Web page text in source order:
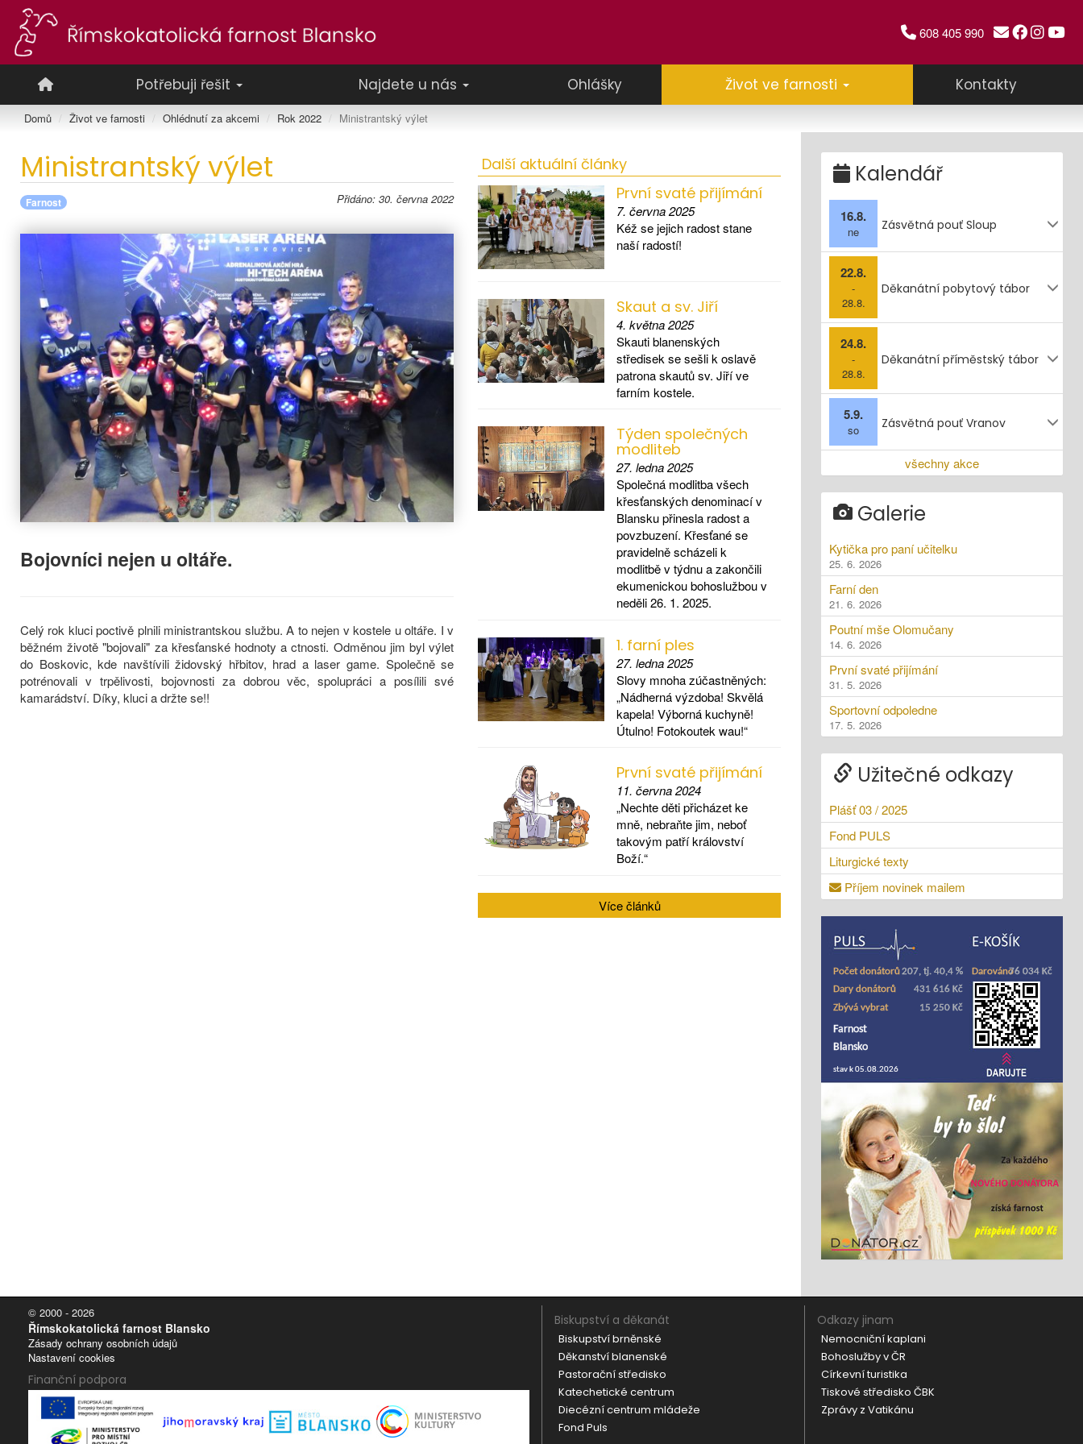
608 405 990
Potřebuji řešit Najdete u nás Ohlášky Život ve farnosti Kontakty
Domů Život ve farnosti Ohlédnutí za akcemi Rok 2022 Ministrantský výlet
Ministrantský výlet
Farnost Přidáno: 30. června 2022
Bojovníci nejen u oltáře.
Celý rok kluci poctivě plnili ministrantskou službu. A to nejen v kostele u oltáře. I v
běžném životě "bojovali" za křesťanské hodnoty a ctnosti. Odměnou jim byl výlet
do Boskovic, kde navštívili židovský hřbitov, hrad a laser game. Společně se
potrénovali v trpělivosti, bojovnosti za dobrou věc, spolupráci a posílili své
kamarádství. Díky, kluci a držte se!!
Další aktuální články
První svaté přijímání
7. června 2025
Kéž se jejich radost stane
naší radostí!
Skaut a sv. Jiří
4. května 2025
Skauti blanenských
středisek se sešli k oslavě
patrona skautů sv. Jiří ve
farním kostele.
Týden společných
modliteb
27. ledna 2025
Společná modlitba všech
křesťanských denominací v
Blansku přinesla radost a
povzbuzení. Křesťané se
pravidelně scházeli k
modlitbě v týdnu a zakončili
ekumenickou bohoslužbou v
neděli 26. 1. 2025.
1. farní ples
27. ledna 2025
Slovy mnoha zúčastněných:
„Nádherná výzdoba! Skvělá
kapela! Výborná kuchyně!
Útulno! Fotokoutek wau!“
První svaté přijímání
11. června 2024
„Nechte děti přicházet ke
mně, nebraňte jim, neboť
takovým patří království
Boží.“
Více článků
Kalendář
16.8.
ne Zásvětná pouť Sloup
22.8.
-
28.8.
Děkanátní pobytový tábor
24.8.
-
28.8.
Děkanátní příměstský tábor
5.9.
so Zásvětná pouť Vranov
všechny akce
Galerie
Kytička pro paní učitelku
25. 6. 2026
Farní den
21. 6. 2026
Poutní mše Olomučany
14. 6. 2026
První svaté přijímání
31. 5. 2026
Sportovní odpoledne
17. 5. 2026
Užitečné odkazy
Plášť 03 / 2025
Fond PULS
Liturgické texty
Příjem novinek mailem
© 2000 - 2026
Římskokatolická farnost Blansko
Zásady ochrany osobních údajů
Nastavení cookies
Finanční podpora
Biskupství a děkanát
Biskupství brněnské
Děkanství blanenské
Pastorační středisko
Katechetické centrum
Diecézní centrum mládeže
Fond Puls
Odkazy jinam
Nemocniční kaplani
Bohoslužby v ČR
Církevní turistika
Tiskové středisko ČBK
Zprávy z Vatikánu